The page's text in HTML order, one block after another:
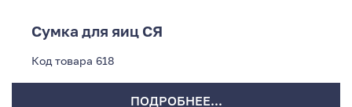
Сумка для яиц СЯ
Код товара 618
ПОДРОБНЕЕ...